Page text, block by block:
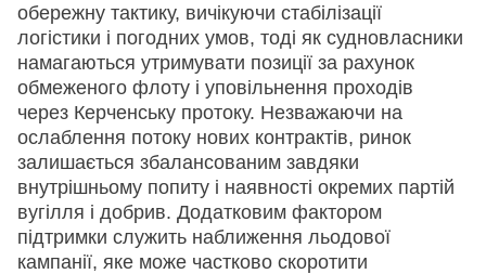
обережну тактику, вичікуючи стабілізації
логістики і погодних умов, тоді як судновласники
намагаються утримувати позиції за рахунок
обмеженого флоту і уповільнення проходів
через Керченську протоку. Незважаючи на
ослаблення потоку нових контрактів, ринок
залишається збалансованим завдяки
внутрішньому попиту і наявності окремих партій
вугілля і добрив. Додатковим фактором
підтримки служить наближення льодової
кампанії, яке може частково скоротити